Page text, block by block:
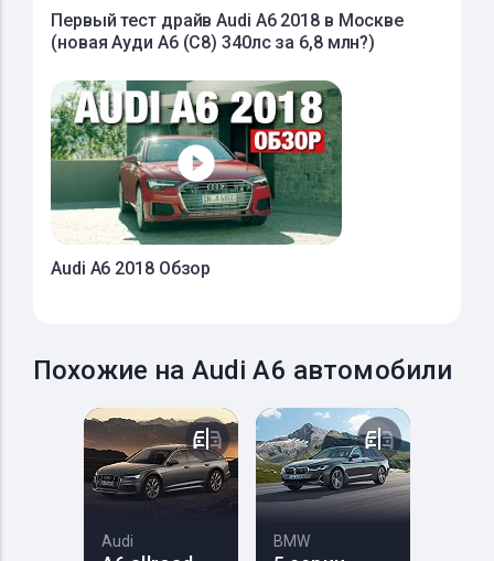
Первый тест драйв Audi A6 2018 в Москве
(новая Ауди А6 (С8) 340лс за 6,8 млн?)
Audi A6 2018 Обзор
Похожие на Audi A6 автомобили
Audi BMW